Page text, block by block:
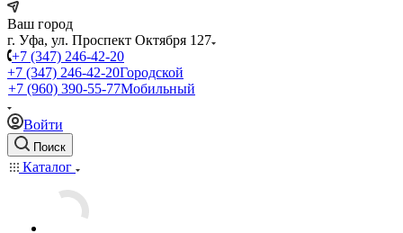
Ваш город
г. Уфа, ул. Проспект Октября 127
+7 (347) 246-42-20
+7 (347) 246-42-20Городской
+7 (960) 390-55-77Мобильный
Войти
Поиск
Каталог